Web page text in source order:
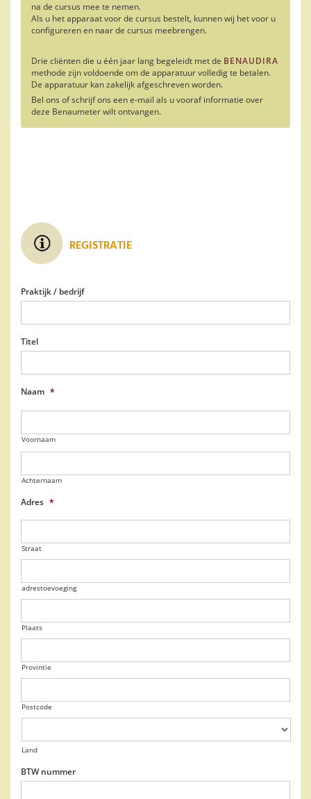
na de cursus mee te nemen.
Als u het apparaat voor de cursus bestelt, kunnen wij het voor u
configureren en naar de cursus meebrengen.
Drie cliënten die u één jaar lang begeleidt met de BENAUDIRA
methode zijn voldoende om de apparatuur volledig te betalen.
De apparatuur kan zakelijk afgeschreven worden.
Bel ons of schrijf ons een e-mail als u vooraf informatie over
deze Benaumeter wilt ontvangen.
REGISTRATIE
Praktijk / bedrijf
Titel
Naam *
Voornaam
Achternaam
Adres *
Straat
adrestoevoeging
Plaats
Provintie
Postcode
Land
BTW nummer